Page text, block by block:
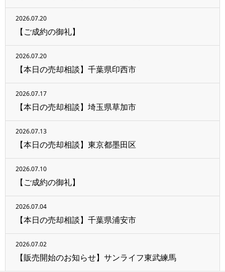
2026.07.20
【ご成約の御礼】
2026.07.20
【本日の売却相談】千葉県印西市
2026.07.17
【本日の売却相談】埼玉県草加市
2026.07.13
【本日の売却相談】東京都墨田区
2026.07.10
【ご成約の御礼】
2026.07.04
【本日の売却相談】千葉県浦安市
2026.07.02
【販売開始のお知らせ】サンライフ東武練馬